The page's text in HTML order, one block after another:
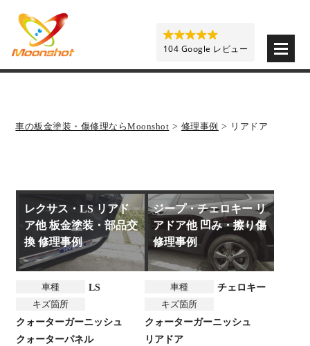
車の板金塗装・傷修理ならMoonshot > 修理事例 > リアドア
レクサス・LS リアド
ア他 板金塗装・部品交
換 修理事例
車種
LS
キズ箇所
クォーターガーニッシュ
クォーターパネル
ジープ・チェロキー リ
アドア他 凹み・擦り傷
修理事例
車種
チェロキー
キズ箇所
クォーターガーニッシュ
リアドア
104 Google レビュー